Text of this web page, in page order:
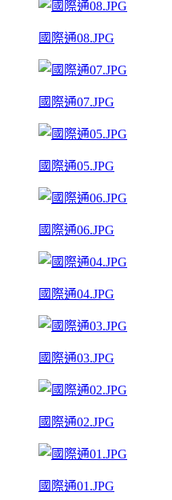
國際通08.JPG
國際通07.JPG
國際通05.JPG
國際通06.JPG
國際通04.JPG
國際通03.JPG
國際通02.JPG
國際通01.JPG